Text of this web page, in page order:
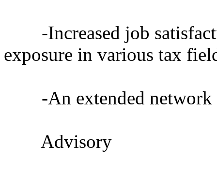
-Increased job
exposure in various tax
-An extended network
Advisory